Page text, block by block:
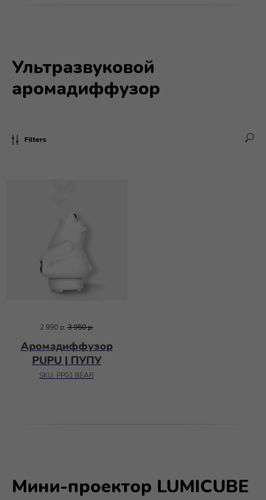
Ультразвуковой
аромадиффузор
Filters
2 990 р. 3 950р.
Аромадиффузор
PUPU | ПУПУ
SKU: PP01 BEAR
Мини-проектор LUMICUBE